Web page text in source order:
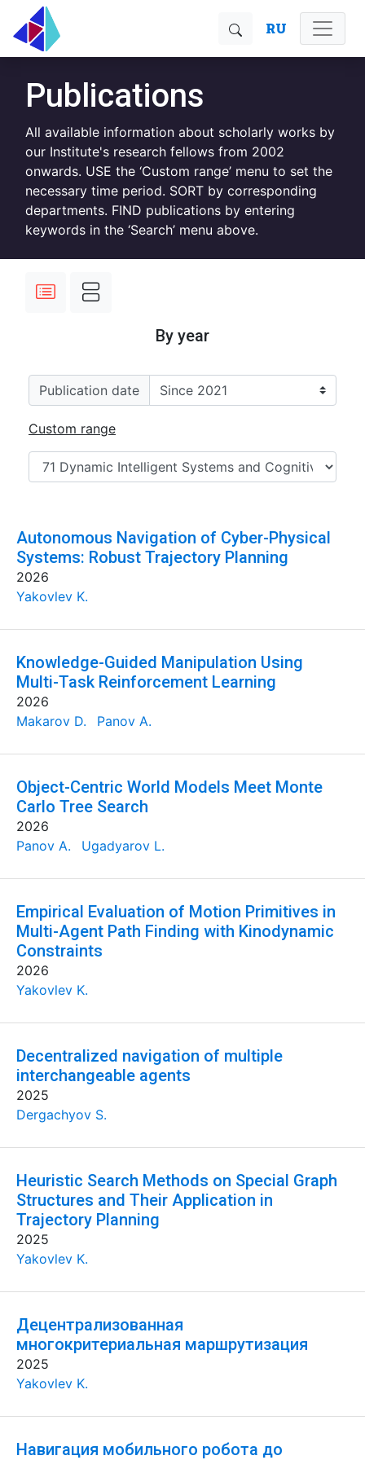
RU
Publications
All available information about scholarly works by
our Institute's research fellows from 2002
onwards. USE the ‘Custom range’ menu to set the
necessary time period. SORT by corresponding
departments. FIND publications by entering
keywords in the ‘Search’ menu above.
By year
Publication date
Custom range
Autonomous Navigation of Cyber-Physical
Systems: Robust Trajectory Planning
2026
Yakovlev K.
Knowledge-Guided Manipulation Using
Multi-Task Reinforcement Learning
2026
Makarov D.
Panov A.
Object-Centric World Models Meet Monte
Carlo Tree Search
2026
Panov A.
Ugadyarov L.
Empirical Evaluation of Motion Primitives in
Multi-Agent Path Finding with Kinodynamic
Constraints
2026
Yakovlev K.
Decentralized navigation of multiple
interchangeable agents
2025
Dergachyov S.
Heuristic Search Methods on Special Graph
Structures and Their Application in
Trajectory Planning
2025
Yakovlev K.
Децентрализованная
многокритериальная маршрутизация
2025
Yakovlev K.
Навигация мобильного робота до